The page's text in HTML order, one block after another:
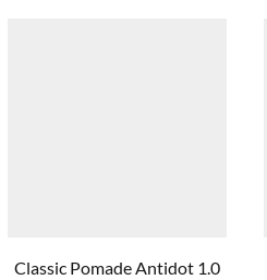
Classic Pomade Antidot 1.0